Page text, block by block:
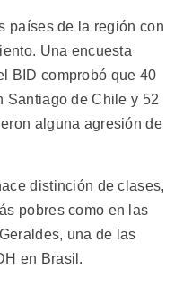
países de la región con
Una encuesta
BID comprobó que 40
Santiago de Chile y 52
alguna agresión de
distinción de clases,
pobres como en las
una de las
en Brasil.